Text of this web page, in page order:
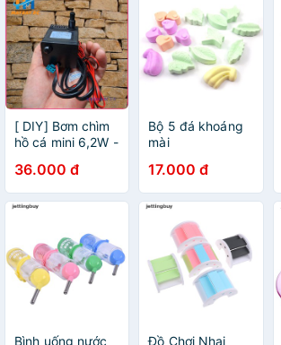
[ DIY] Bơm chìm
hồ cá mini 6,2W -
36.000 đ
Bộ 5 đá khoáng
mài
hình trái cây cho
chuột Hamster
17.000 đ
Bình uống nước
Đồ Chơi Nhai